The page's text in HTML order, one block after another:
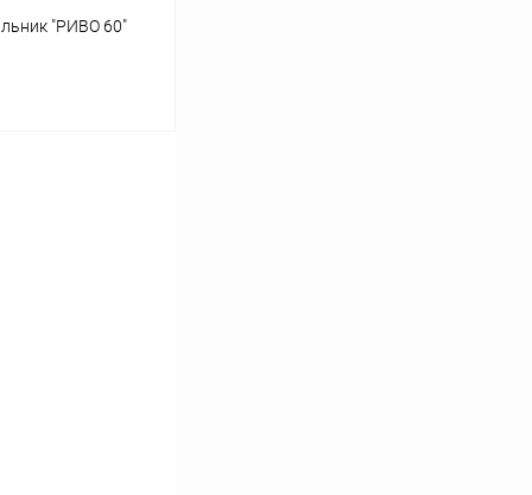
"РИВО 60"